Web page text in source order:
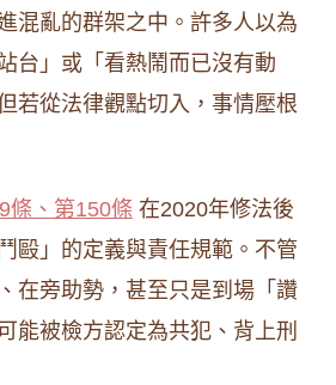
混亂的群架之中。許多人以為
台」或「看熱鬧而已沒有動
若從法律觀點切入，事情壓根
條、第150條 在2020年修法後
毆」的定義與責任規範。不管
在旁助勢，甚至只是到場「讚
能被檢方認定為共犯、背上刑